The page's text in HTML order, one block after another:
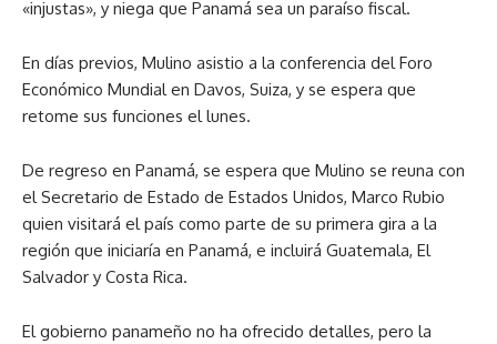
«injustas», y niega que Panamá sea un paraíso fiscal.
En días previos, Mulino asistio a la conferencia del Foro
Económico Mundial en Davos, Suiza, y se espera que
retome sus funciones el lunes.
De regreso en Panamá, se espera que Mulino se reuna con
el Secretario de Estado de Estados Unidos, Marco Rubio
quien visitará el país como parte de su primera gira a la
región que iniciaría en Panamá, e incluirá Guatemala, El
Salvador y Costa Rica.
El gobierno panameño no ha ofrecido detalles, pero la